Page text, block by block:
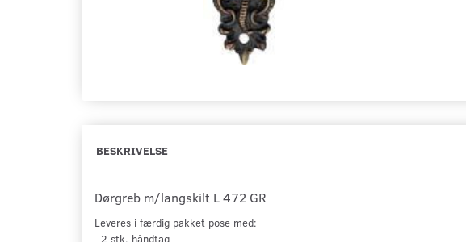
BESKRIVELSE
Dørgreb m/langskilt L 472 GR
Leveres i færdig pakket pose med:
2 stk. håndtag